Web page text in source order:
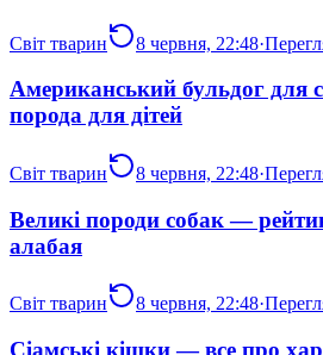
Світ тварин 8 червня, 22:48·
Американський бульдог для
порода для дітей
Світ тварин 8 червня, 22:48·
Великі породи собак —
алабая
Світ тварин 8 червня, 22:48·
Сіамські кішки — все про